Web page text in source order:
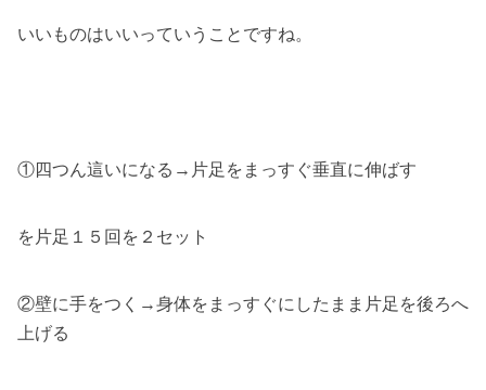
いいものはいいっていうことですね。
①四つん這いになる→片足をまっすぐ垂直に伸ばす
を片足１５回を２セット
②壁に手をつく→身体をまっすぐにしたまま片足を後ろへ
上げる